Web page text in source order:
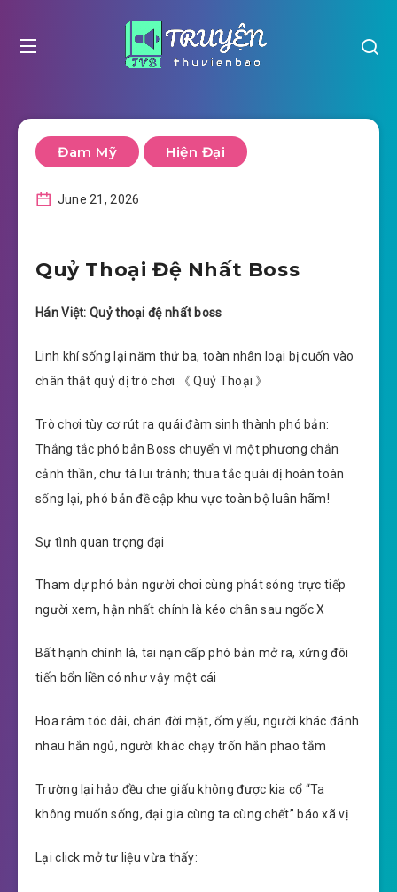
Đam Mỹ Hiện Đại
June 21, 2026
Quỷ Thoại Đệ Nhất Boss
Hán Việt: Quỷ thoại đệ nhất boss
Linh khí sống lại năm thứ ba, toàn nhân loại bị cuốn vào
chân thật quỷ dị trò chơi 《 Quỷ Thoại 》
Trò chơi tùy cơ rút ra quái đàm sinh thành phó bản:
Thắng tắc phó bản Boss chuyển vì một phương chắn
cảnh thần, chư tà lui tránh; thua tắc quái dị hoàn toàn
sống lại, phó bản đề cập khu vực toàn bộ luân hãm!
Sự tình quan trọng đại
Tham dự phó bản người chơi cùng phát sóng trực tiếp
người xem, hận nhất chính là kéo chân sau ngốc X
Bất hạnh chính là, tai nạn cấp phó bản mở ra, xứng đôi
tiến bổn liền có như vậy một cái
Hoa râm tóc dài, chán đời mặt, ốm yếu, người khác đánh
nhau hắn ngủ, người khác chạy trốn hắn phao tắm
Trường lại hảo đều che giấu không được kia cổ “Ta
không muốn sống, đại gia cùng ta cùng chết” báo xã vị
Lại click mở tư liệu vừa thấy: